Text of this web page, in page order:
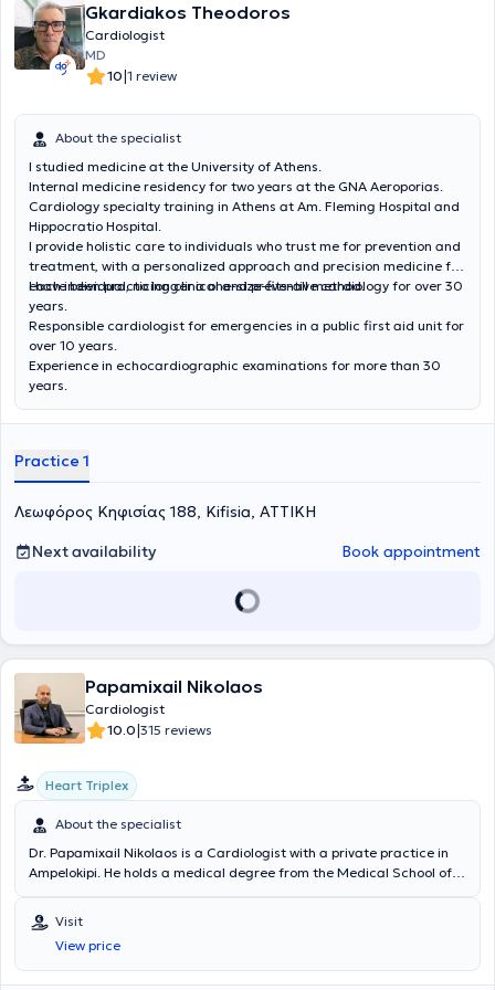
Gkardiakos Theodoros
Cardiologist
MD
10|1 review
About the specialist
I studied medicine at the University of Athens.
Internal medicine residency for two years at the GNA Aeroporias.
Cardiology specialty training in Athens at Am. Fleming Hospital and
Hippocratio Hospital.
I provide holistic care to individuals who trust me for prevention and
treatment, with a personalized approach and precision medicine for
each individual, no longer a one-size-fits-all method.
I have been practicing clinical and preventive cardiology for over 30
years.
Responsible cardiologist for emergencies in a public first aid unit for
over 10 years.
Experience in echocardiographic examinations for more than 30
years.
Practice 1
Λεωφόρος Κηφισίας 188, Kifisia, ΑΤΤΙΚΗ
Next availability
Book appointment
Papamixail Nikolaos
Cardiologist
10.0|315 reviews
Heart Triplex
About the specialist
Dr. Papamixail Nikolaos is a Cardiologist with a private practice in
Ampelokipi. He holds a medical degree from the Medical School of
in Cardiology at the Cardiology Clinic of the Military Fund Nursing
Institution (NIMTS). He is an Associate at the "Athinaion" Clinic and
Consultant Cardiologist at the 2nd Cardiology Clinic of the
Euroclinic Athens. Additionally, he serves as the Scientific Director
Visit
View price